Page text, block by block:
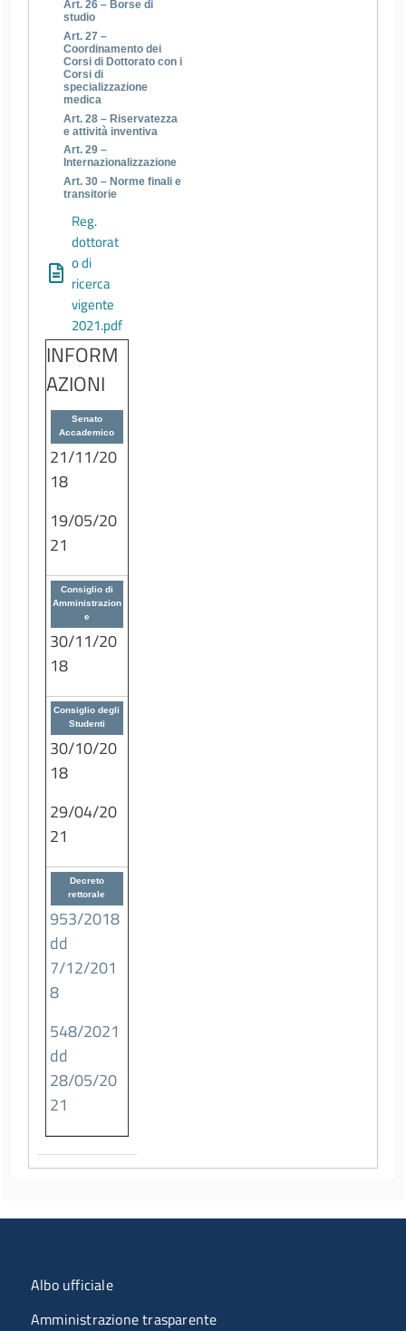
Art. 26 – Borse di
studio
Art. 27 –
Coordinamento dei
Corsi di Dottorato con i
Corsi di
specializzazione
medica
Art. 28 – Riservatezza
e attività inventiva
Art. 29 –
Internazionalizzazione
Art. 30 – Norme finali e
transitorie
Reg.
dottorat
o di
ricerca
vigente
2021.pdf
INFORM
AZIONI
Senato
Accademico
21/11/20
18
19/05/20
21
Consiglio di
Amministrazion
e
30/11/20
18
Consiglio degli
Studenti
30/10/20
18
29/04/20
21
Decreto
rettorale
953/2018
dd
7/12/201
8
548/2021
dd
28/05/20
21
Menu organizzazione
Albo ufficiale
Amministrazione trasparente